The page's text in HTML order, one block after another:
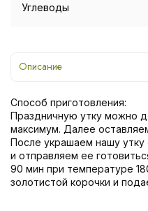
Углеводы
Описание
Способ приготовления:
Праздничную утку можно
максимум. Далее
После украшаем нашу
и отправляем ее
90 мин при температуре
золотистой корочки и